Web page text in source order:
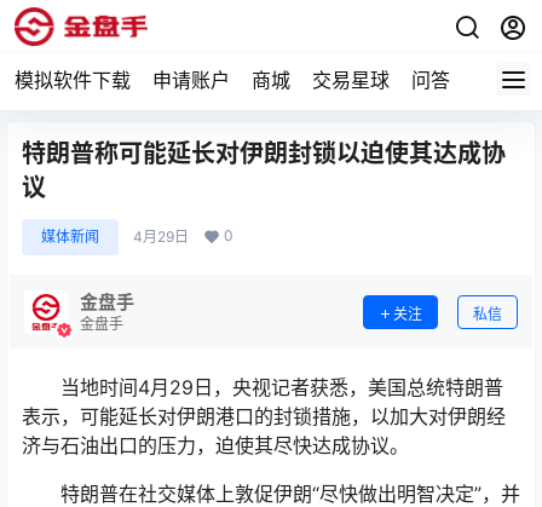
模拟软件下载 申请账户 商城 交易星球 问答 专题
特朗普称可能延长对伊朗封锁以迫使其达成协
议
媒体新闻 4月29日 0
金盘手
金盘手
关注 私信
当地时间4月29日，央视记者获悉，美国总统特朗普
表示，可能延长对伊朗港口的封锁措施，以加大对伊朗经
济与石油出口的压力，迫使其尽快达成协议。
特朗普在社交媒体上敦促伊朗“尽快做出明智决定”，并